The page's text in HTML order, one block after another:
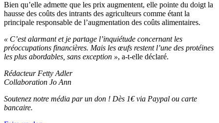
Bien qu’elle admette que les prix augmentent, elle pointe du doigt la
hausse des coûts des intrants des agriculteurs comme étant la
principale responsable de l’augmentation des coûts alimentaires.
« C’est alarmant et je partage l’inquiétude concernant les
préoccupations financières. Mais les œufs restent l’une des protéines
les plus abordables, sans exception », a-t-elle déclaré.
Rédacteur Fetty Adler
Collaboration Jo Ann
Soutenez notre média par un don ! Dès 1€ via Paypal ou carte
bancaire.